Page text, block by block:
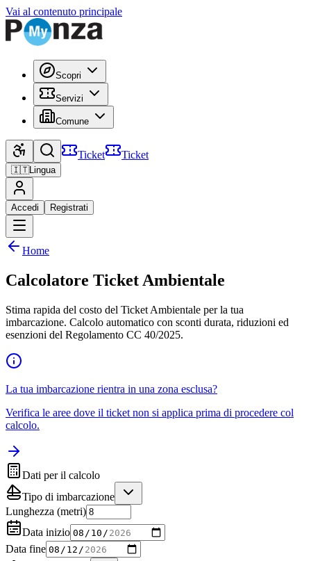
Vai al contenuto principale
Scopri
Servizi
Comune
Ticket Ticket
🇮🇹Lingua
Accedi Registrati
Home
Calcolatore Ticket Ambientale
Stima rapida del costo del Ticket Ambientale per la tua
imbarcazione. Calcolo automatico con sconti durata, riduzioni ed
esenzioni del Regolamento CC 40/2025.
La tua imbarcazione rientra in una zona esclusa?
Verifica le aree dove il ticket non si applica prima di procedere col
calcolo.
Dati per il calcolo
Tipo di imbarcazione
Lunghezza (metri)
Data inizio
Data fine